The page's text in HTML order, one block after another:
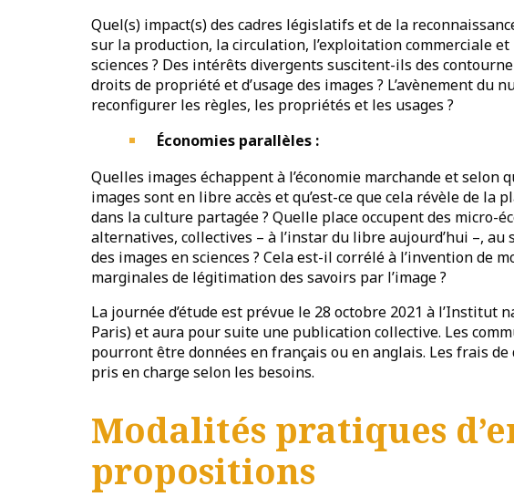
Quel(s) impact(s) des cadres législatifs et de la
sur la production, la circulation, l’exploitation commerciale et
sciences ? Des intérêts divergents suscitent-ils des
droits de propriété et d’usage des images ? L’avènement du
reconfigurer les règles, les propriétés et les usages ?
Économies parallèles :
Quelles images échappent à l’économie marchande et selon
images sont en libre accès et qu’est-ce que cela révèle de la
dans la culture partagée ? Quelle place occupent des micro-
alternatives, collectives – à l’instar du libre aujourd’hui –, au
des images en sciences ? Cela est-il corrélé à l’invention de
marginales de légitimation des savoirs par l’image ?
La journée d’étude est prévue le 28 octobre 2021 à l’Institut
Paris) et aura pour suite une publication collective. Les
pourront être données en français ou en anglais. Les frais
pris en charge selon les besoins.
Modalités pratiques
propositions